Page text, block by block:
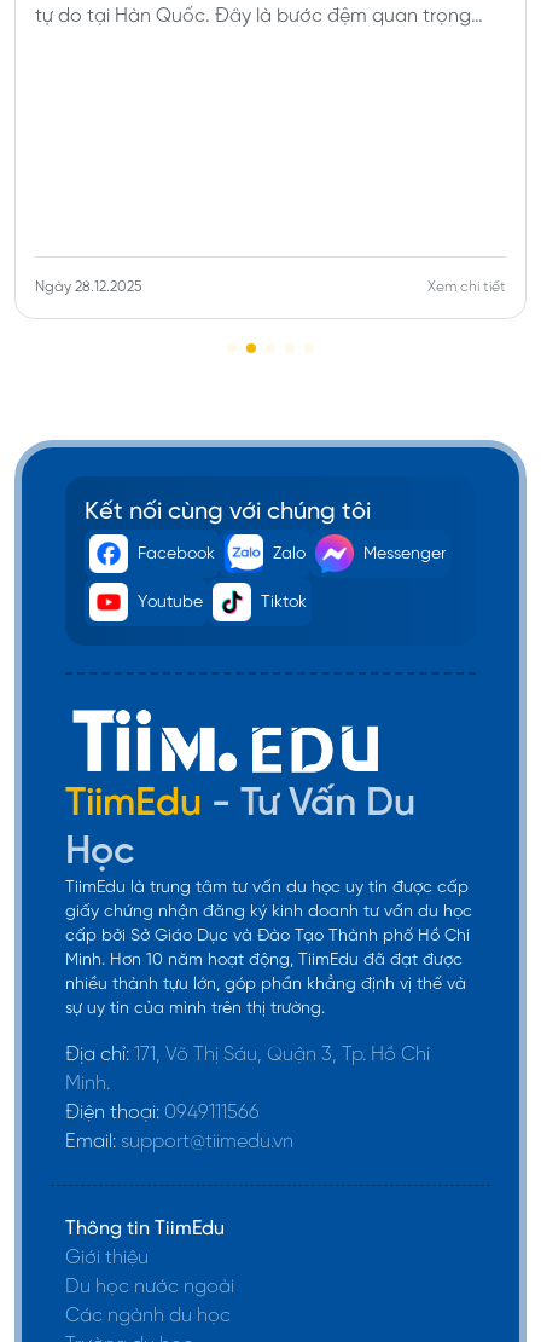
Ngoài ra, Washington còn nổi tiếng với nhiều
Nằm ở vùng Đông Bắc của Mỹ, Massachusetts là
một trong những tiểu bang giàu có và phát triển
nhất của New England. Vốn là cái nôi của nền giáo
dục Mỹ, Massachusetts là nơi tập trung của nhiều
trường đại học danh tiếng thế giới, trong đó có
Harvard, Boston hay MIT. Do đó, nếu bạn đang
buân khuân và cân nhắc không biết du học Mỹ nên
chọn bang nào tốt thì Massachusetts là gợi ý
không thể bỏ lỡ.
phố, trong đó có New York, Rhode Island và
Vermont. Thuận tiện cho việc di chuyển và đi lại.
Tuy nhiên, mức sống tại khu vực này khá đắt đỏ
Một số trường đại học danh tiếng tại
Massachusetts:
tự do tại Hàn Quốc. Đây là bước đệm quan trọng
Ngày 28.12.2025 Xem chi tiết
Kết nối cùng với chúng tôi
Facebook Zalo Messenger
Youtube Tiktok
TiimEdu - Tư Vấn Du
Học
TiimEdu là trung tâm tư vấn du học uy tín được cấp
giấy chứng nhận đăng ký kinh doanh tư vấn du học
cấp bởi Sở Giáo Dục và Đào Tạo Thành phố Hồ Chí
Minh. Hơn 10 năm hoạt động, TiimEdu đã đạt được
nhiều thành tựu lớn, góp phần khẳng định vị thế và
sự uy tín của mình trên thị trường.
Địa chỉ: 171, Võ Thị Sáu, Quận 3, Tp. Hồ Chí
Minh.
Điện thoại: 0949111566
Email: support@tiimedu.vn
Thông tin TiimEdu
Giới thiệu
Du học nước ngoài
Các ngành du học